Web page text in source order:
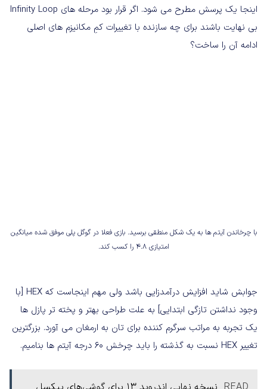
اینجا یک پرسش مطرح می شود. اگر قرار بود مرحله های Infinity Loop
بی نهایت باشند برای چه سازنده با تغییرات کمِ مکانیزم های اصلی
ادامه آن را ساخت؟
با چرخاندن آیتم ها به یک شکل منطقی برسید. بازی فعلا در گوگل پلی موفق شده میانگین
امتیازی 4.8 را کسب کند.
جوابش شاید افزایش درآمدزایی باشد ولی مهم اینجاست که HEX [با
وجود نداشتن تازگی ابتدایی] به علت طراحی بهتر و پخته تر پازل ها
یک تجربه به مراتب سرگرم کننده برای تان به ارمغان می آورد. بزرگترین
تغییر HEX نسبت به گذشته را باید چرخش 60 درجه آیتم ها بنامیم.